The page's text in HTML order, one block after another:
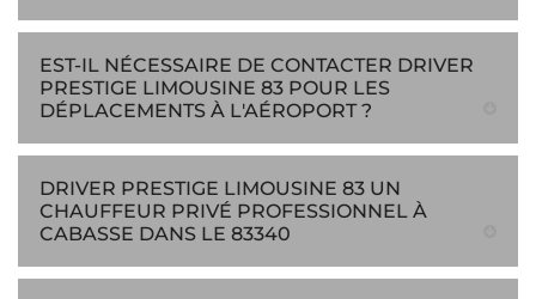
EST-IL NÉCESSAIRE DE CONTACTER DRIVER
PRESTIGE LIMOUSINE 83 POUR LES
DÉPLACEMENTS À L'AÉROPORT ?
DRIVER PRESTIGE LIMOUSINE 83 UN
CHAUFFEUR PRIVÉ PROFESSIONNEL À
CABASSE DANS LE 83340